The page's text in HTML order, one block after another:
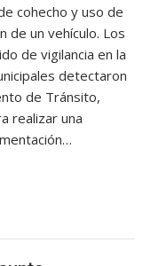
cohecho y uso de
de un vehículo. Los
de vigilancia en la
detectaron
de Tránsito,
realizar una